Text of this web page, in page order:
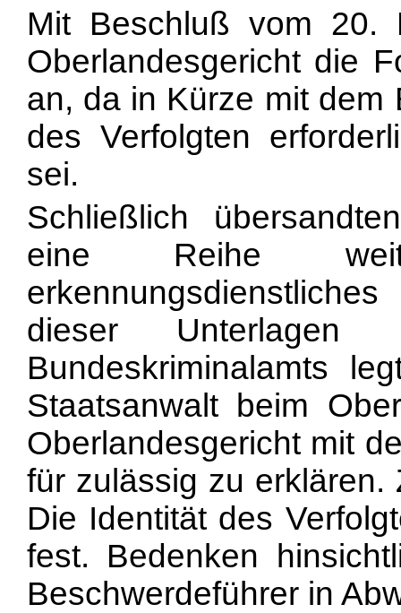
Mit Beschluß vom 20.
Oberlandesgericht die
an, da in Kürze mit dem
des Verfolgten
sei.
Schließlich
eine Reihe
dieser Unterlagen
Bundeskriminalamts
Staatsanwalt beim
Oberlandesgericht mit
für zulässig zu
Die Identität des
fest. Bedenken
Beschwerdeführer in